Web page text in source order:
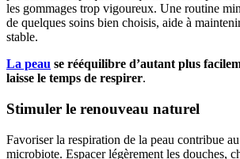
les gommages trop vigoureux. Une routine
de quelques soins bien choisis, aide à
stable.
La peau se rééquilibre d’autant plus
laisse le temps de respirer.
Stimuler le renouveau naturel
Favoriser la respiration de la peau contribue
microbiote. Espacer légèrement les douches,